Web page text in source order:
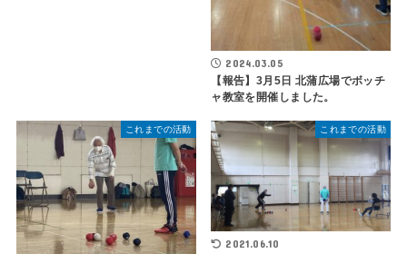
2024.03.05
【報告】3月5日 北蒲広場でボッチ
ャ教室を開催しました。
これまでの活動 これまでの活動
2021.06.10